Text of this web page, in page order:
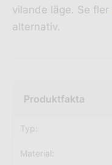
vilande läge. Se fler
alternativ.
Typ:
Material: